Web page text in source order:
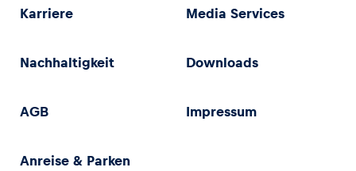
Karriere Media Services
Nachhaltigkeit Downloads
AGB Impressum
Anreise & Parken